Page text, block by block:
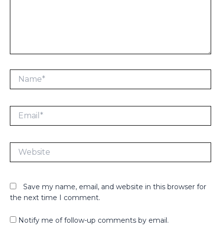
Name*
Website
Save my name, email, and website in this browser for
the next time I comment.
Notify me of follow-up comments by email.